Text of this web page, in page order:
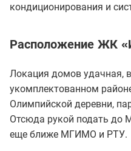
кондиционирования и
Расположение ЖК
Локация домов удачная,
укомплектованном
Олимпийской деревни,
Отсюда рукой подать до
еще ближе МГИМО и РТУ.